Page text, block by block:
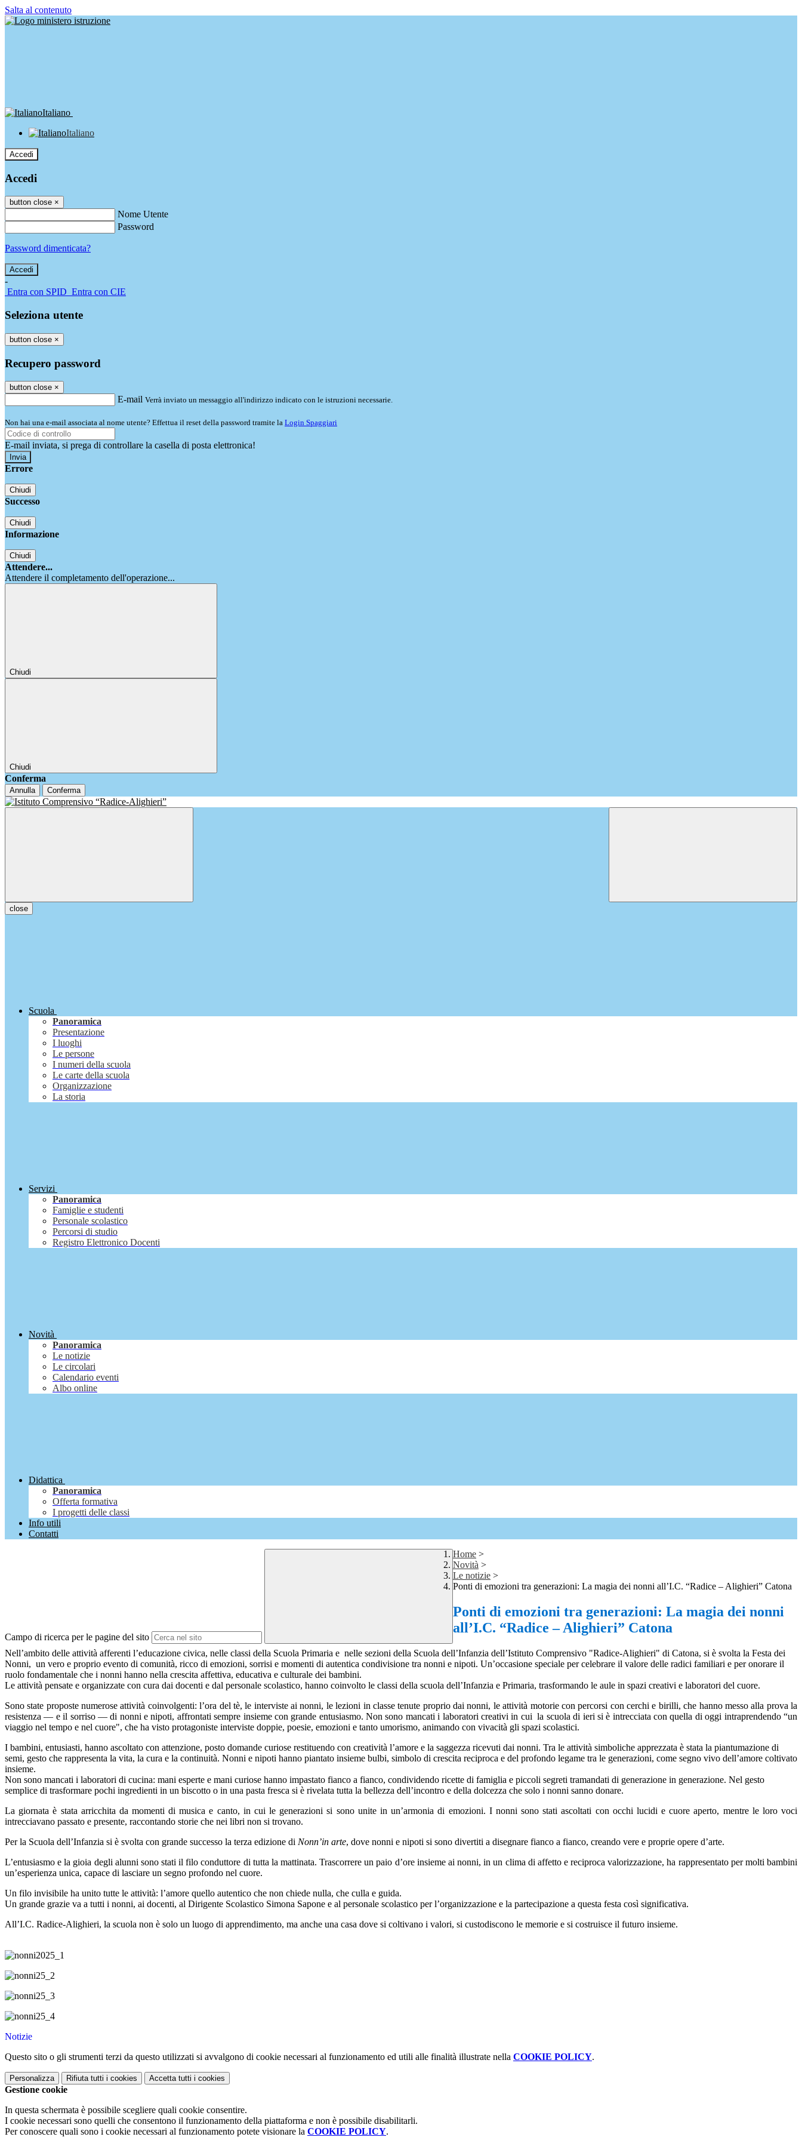
Salta al contenuto
Italiano
Italiano
Accedi
Accedi
button close ×
Nome Utente
Password
Password dimenticata?
-
Entra con SPID Entra con CIE
Seleziona utente
button close ×
Recupero password
button close ×
E-mail Verrà inviato un messaggio all'indirizzo indicato con le istruzioni necessarie.
Non hai una e-mail associata al nome utente? Effettua il reset della password tramite la Login Spaggiari
E-mail inviata, si prega di controllare la casella di posta elettronica!
Errore
Chiudi
Successo
Chiudi
Informazione
Chiudi
Attendere...
Attendere il completamento dell'operazione...
Chiudi
Chiudi
Conferma
Annulla Conferma
close
Scuola
Panoramica
Presentazione
I luoghi
Le persone
I numeri della scuola
Le carte della scuola
Organizzazione
La storia
Servizi
Panoramica
Famiglie e studenti
Personale scolastico
Percorsi di studio
Registro Elettronico Docenti
Novità
Panoramica
Le notizie
Le circolari
Calendario eventi
Albo online
Didattica
Panoramica
Offerta formativa
I progetti delle classi
Info utili
Contatti
Campo di ricerca per le pagine del sito
Home >
Novità >
Le notizie >
Ponti di emozioni tra generazioni: La magia dei nonni all’I.C. “Radice – Alighieri” Catona
Ponti di emozioni tra generazioni: La magia dei nonni
all’I.C. “Radice – Alighieri” Catona
Nell’ambito delle attività afferenti l’educazione civica, nelle classi della Scuola Primaria e nelle sezioni della Scuola dell’Infanzia dell’Istituto Comprensivo "Radice-Alighieri" di Catona, si è svolta la Festa dei
Nonni, un vero e proprio evento di comunità, ricco di emozioni, sorrisi e momenti di autentica condivisione tra nonni e nipoti. Un’occasione speciale per celebrare il valore delle radici familiari e per onorare il
ruolo fondamentale che i nonni hanno nella crescita affettiva, educativa e culturale dei bambini.
Le attività pensate e organizzate con cura dai docenti e dal personale scolastico, hanno coinvolto le classi della scuola dell’Infanzia e Primaria, trasformando le aule in spazi creativi e laboratori del cuore.
Sono state proposte numerose attività coinvolgenti: l’ora del tè, le interviste ai nonni, le lezioni in classe tenute proprio dai nonni, le attività motorie con percorsi con cerchi e birilli, che hanno messo alla prova la
resistenza — e il sorriso — di nonni e nipoti, affrontati sempre insieme con grande entusiasmo. Non sono mancati i laboratori creativi in cui la scuola di ieri si è intrecciata con quella di oggi intraprendendo “un
viaggio nel tempo e nel cuore", che ha visto protagoniste interviste doppie, poesie, emozioni e tanto umorismo, animando con vivacità gli spazi scolastici.
I bambini, entusiasti, hanno ascoltato con attenzione, posto domande curiose restituendo con creatività l’amore e la saggezza ricevuti dai nonni. Tra le attività simboliche apprezzata è stata la piantumazione di
semi, gesto che rappresenta la vita, la cura e la continuità. Nonni e nipoti hanno piantato insieme bulbi, simbolo di crescita reciproca e del profondo legame tra le generazioni, come segno vivo dell’amore coltivato
insieme.
Non sono mancati i laboratori di cucina: mani esperte e mani curiose hanno impastato fianco a fianco, condividendo ricette di famiglia e piccoli segreti tramandati di generazione in generazione. Nel gesto
semplice di trasformare pochi ingredienti in un biscotto o in una pasta fresca si è rivelata tutta la bellezza dell’incontro e della dolcezza che solo i nonni sanno donare.
La giornata è stata arricchita da momenti di musica e canto, in cui le generazioni si sono unite in un’armonia di emozioni. I nonni sono stati ascoltati con occhi lucidi e cuore aperto, mentre le loro voci
intrecciavano passato e presente, raccontando storie che nei libri non si trovano.
Per la Scuola dell’Infanzia si è svolta con grande successo la terza edizione di Nonn’in arte, dove nonni e nipoti si sono divertiti a disegnare fianco a fianco, creando vere e proprie opere d’arte.
L’entusiasmo e la gioia degli alunni sono stati il filo conduttore di tutta la mattinata. Trascorrere un paio d’ore insieme ai nonni, in un clima di affetto e reciproca valorizzazione, ha rappresentato per molti bambini
un’esperienza unica, capace di lasciare un segno profondo nel cuore.
Un filo invisibile ha unito tutte le attività: l’amore quello autentico che non chiede nulla, che culla e guida.
Un grande grazie va a tutti i nonni, ai docenti, al Dirigente Scolastico Simona Sapone e al personale scolastico per l’organizzazione e la partecipazione a questa festa così significativa.
All’I.C. Radice-Alighieri, la scuola non è solo un luogo di apprendimento, ma anche una casa dove si coltivano i valori, si custodiscono le memorie e si costruisce il futuro insieme.
Notizie
Questo sito o gli strumenti terzi da questo utilizzati si avvalgono di cookie necessari al funzionamento ed utili alle finalità illustrate nella COOKIE POLICY.
Personalizza Rifiuta tutti i cookies Accetta tutti i cookies
Gestione cookie
In questa schermata è possibile scegliere quali cookie consentire.
I cookie necessari sono quelli che consentono il funzionamento della piattaforma e non è possibile disabilitarli.
Per conoscere quali sono i cookie necessari al funzionamento potete visionare la COOKIE POLICY.